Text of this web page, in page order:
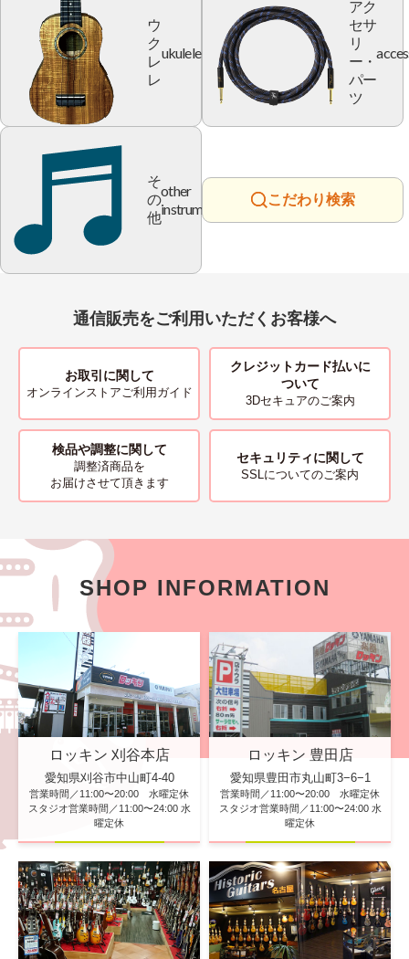
ウ
ク
レ
レ
ukulele
アク
セサ
リ
ー・
パー
ツ
そ
の
他
other
instrument
こだわり検索
通信販売をご利用いただくお客様へ
お取引に関して
オンラインストアご利用ガイド
クレジットカード払いに
ついて
3Dセキュアのご案内
検品や調整に関して
調整済商品を
お届けさせて頂きます
セキュリティに関して
SSLについてのご案内
SHOP INFORMATION
ロッキン 刈谷本店
愛知県刈谷市中山町4-40
営業時間／11:00〜20:00 水曜定休
スタジオ営業時間／11:00〜24:00 水
曜定休
ロッキン 豊田店
愛知県豊田市丸山町3−6−1
営業時間／11:00〜20:00 水曜定休
スタジオ営業時間／11:00〜24:00 水
曜定休